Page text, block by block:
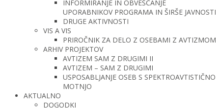
INFORMIRANJE IN OBVEŠČANJE
UPORABNIKOV PROGRAMA IN ŠIRŠE JAVNOSTI
DRUGE AKTIVNOSTI
VIS A VIS
PRIROČNIK ZA DELO Z OSEBAMI Z AVTIZMOM
ARHIV PROJEKTOV
AVTIZEM SAM Z DRUGIMI II
AVTIZEM – SAM Z DRUGIMI
USPOSABLJANJE OSEB S SPEKTROAVTISTIČNO
MOTNJO
AKTUALNO
DOGODKI